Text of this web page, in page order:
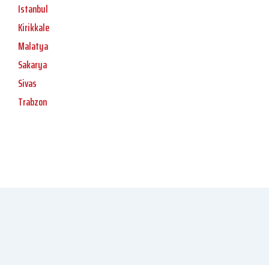
Istanbul
Kirikkale
Malatya
Sakarya
Sivas
Trabzon